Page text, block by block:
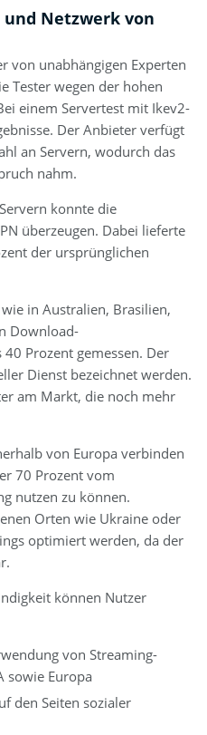
Netzwerk von
von unabhängigen Experten
Tester wegen der hohen
einem Servertest mit Ikev2-
Der Anbieter verfügt
an Servern, wodurch das
nahm.
konnte die
überzeugen. Dabei lieferte
der ursprünglichen
in Australien, Brasilien,
Download-
Prozent gemessen. Der
Dienst bezeichnet werden.
am Markt, die noch mehr
von Europa verbinden
70 Prozent vom
nutzen zu können.
Orten wie Ukraine oder
optimiert werden, da der
können Nutzer
von Streaming-
sowie Europa
den Seiten sozialer